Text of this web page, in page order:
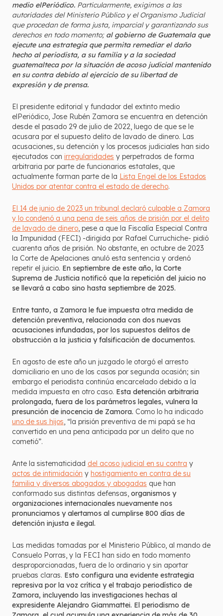
medio elPeriódico. Particularmente, exigimos a las
autoridades del Ministerio Público y el Organismo Judicial
que procedan de forma justa, imparcial y garantizando sus
derechos en todo momento; al gobierno de Guatemala que
ejecute una estrategia que permita remediar el daño
hecho al periodista, a su familia y a la sociedad
guatemalteca por la situación de acoso judicial mantenido
en su contra debido al ejercicio de su libertad de
expresión y de prensa.
El presidente editorial y fundador del extinto medio
elPeriódico, Jose Rubén Zamora se encuentra en detención
desde el pasado 29 de julio de 2022, luego de que se le
acusara por el supuesto delito de lavado de dinero. Las
acusaciones, su detención y los procesos judiciales han sido
ejecutados con irregularidades y perpetrados de forma
arbitraria por parte de funcionarios estatales, que
actualmente forman parte de la Lista Engel de los Estados
Unidos por atentar contra el estado de derecho.
El 14 de junio de 2023 un tribunal declaró culpable a Zamora
y lo condenó a una pena de seis años de prisión por el delito
de lavado de dinero, pese a que la Fiscalía Especial Contra
la Impunidad (FECI) -dirigida por Rafael Curruchiche- pidió
cuarenta años de prisión. No obstante, en octubre de 2023
la Corte de Apelaciones anuló esta sentencia y ordenó
repetir el juicio. En septiembre de este año, la Corte
Suprema de Justicia notificó que la repetición del juicio no
se llevará a cabo sino hasta septiembre de 2025.
Entre tanto, a Zamora le fue impuesta otra medida de
detención preventiva, relacionada con dos nuevas
acusaciones infundadas, por los supuestos delitos de
obstrucción a la justicia y falsificación de documentos.
En agosto de este año un juzgado le otorgó el arresto
domiciliario en uno de los casos por segunda ocasión; sin
embargo el periodista continúa encarcelado debido a la
medida impuesta en otro caso. Esta detención arbitraria
prolongada, fuera de los parámetros legales, vulnera la
presunción de inocencia de Zamora. Como lo ha indicado
uno de sus hijos, “la prisión preventiva de mi papá se ha
convertido en una pena anticipada por un delito que no
cometió”.
Ante la sistematicidad del acoso judicial en su contra y
actos de intimidación y hostigamiento en contra de su
familia y diversos abogados y abogadas que han
conformado sus distintas defensas, organismos y
organizaciones internacionales nuevamente nos
pronunciamos y alertamos al cumplirse 800 días de
detención injusta e ilegal.
Las medidas tomadas por el Ministerio Público, al mando de
Consuelo Porras, y la FECI han sido en todo momento
desproporcionadas, fuera de lo ordinario y sin aportar
pruebas claras. Esto configura una evidente estrategia
represiva por la voz crítica y el trabajo periodístico de
Zamora, incluyendo las investigaciones hechas al
expresidente Alejandro Giammattei. El periodismo de